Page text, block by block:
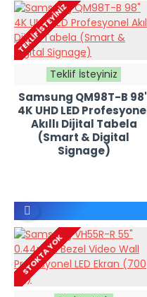
TEKLIF İSTEYINIZ
Teklif İsteyiniz
Samsung QM98T-B
4K UHD LED
Akıllı Dijital Tabela
(Smart & Digital
Signage)
STOKTA YOK